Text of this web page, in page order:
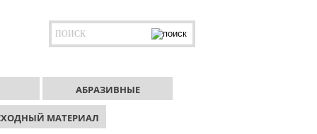
АБРАЗИВНЫЕ
МАТЕРИАЛ